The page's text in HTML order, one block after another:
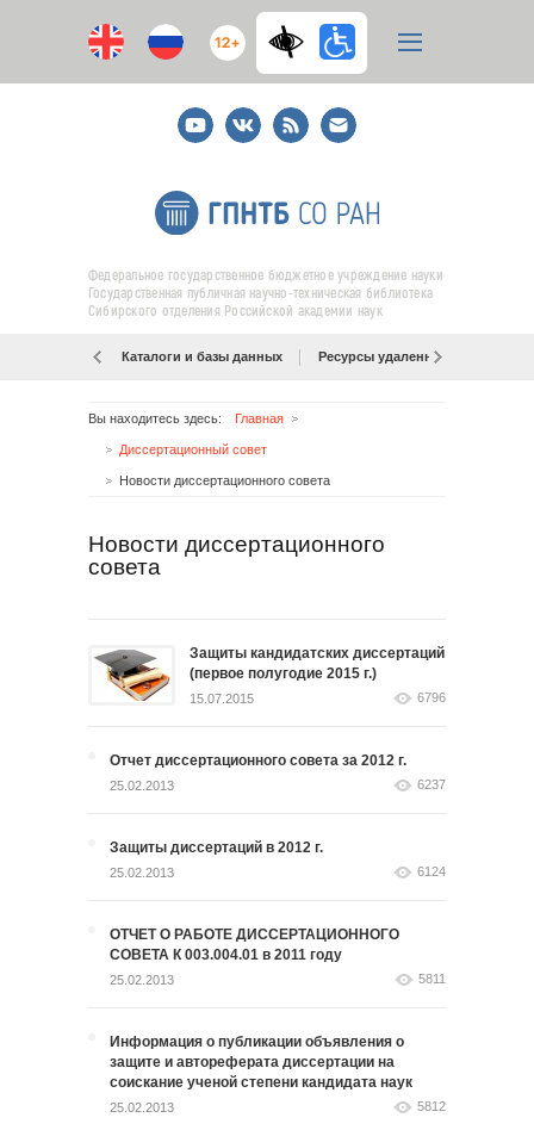
12+
YoutubeВКонтакте
RSS
E-
mail
подписка
Федеральное государственное бюджетное учреждение науки
Государственная публичная научно-техническая библиотека
Сибирского отделения Российской академии наук
Каталоги и базы данных Ресурсы удаленного доступа
Вы находитесь здесь: Главная
Диссертационный совет
Новости диссертационного совета
Новости диссертационного
совета
Защиты кандидатских диссертаций
(первое полугодие 2015 г.)
15.07.2015 6796
Отчет диссертационного совета за 2012 г.
25.02.2013 6237
Защиты диссертаций в 2012 г.
25.02.2013 6124
ОТЧЕТ О РАБОТЕ ДИССЕРТАЦИОННОГО
СОВЕТА К 003.004.01 в 2011 году
25.02.2013 5811
Информация о публикации объявления о
защите и автореферата диссертации на
соискание ученой степени кандидата наук
25.02.2013 5812